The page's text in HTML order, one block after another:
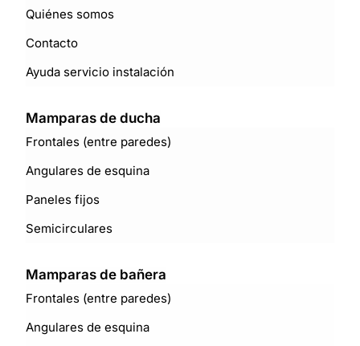
Quiénes somos
Contacto
Ayuda servicio instalación
Mamparas de ducha
Frontales (entre paredes)
Angulares de esquina
Paneles fijos
Semicirculares
Mamparas de bañera
Frontales (entre paredes)
Angulares de esquina